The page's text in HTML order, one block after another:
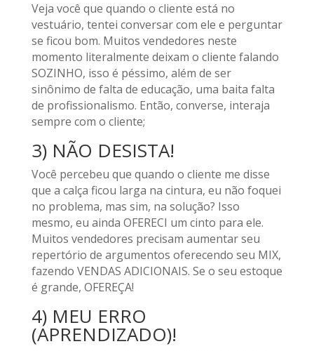
Veja você que quando o cliente está no
vestuário, tentei conversar com ele e perguntar
se ficou bom. Muitos vendedores neste
momento literalmente deixam o cliente falando
SOZINHO, isso é péssimo, além de ser
sinônimo de falta de educação, uma baita falta
de profissionalismo. Então, converse, interaja
sempre com o cliente;
3) NÃO DESISTA!
Você percebeu que quando o cliente me disse
que a calça ficou larga na cintura, eu não foquei
no problema, mas sim, na solução? Isso
mesmo, eu ainda OFERECI um cinto para ele.
Muitos vendedores precisam aumentar seu
repertório de argumentos oferecendo seu MIX,
fazendo VENDAS ADICIONAIS. Se o seu estoque
é grande, OFEREÇA!
4) MEU ERRO
(APRENDIZADO)!